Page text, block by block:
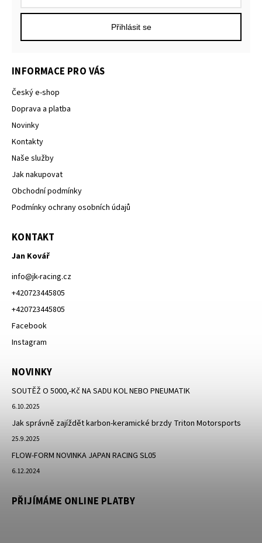
INFORMACE PRO VÁS
Český e-shop
Doprava a platba
Novinky
Kontakty
Naše služby
Jak nakupovat
Obchodní podmínky
Podmínky ochrany osobních údajů
KONTAKT
Jan Kovář
info@jk-racing.cz
+420723445805
+420723445805
Facebook
Instagram
NOVINKY
SOUTĚŽ O 5000,-Kč NA SADU KOL NEBO PNEUMATIK
6.10.2025
Jak správně zajíždět karbon-keramické brzdy Triton Motorsports
25.9.2025
FLOW-FORM NOVINKA JAPAN RACING SL05
6.12.2024
PŘIJÍMÁME ONLINE PLATBY
Přihlásit se